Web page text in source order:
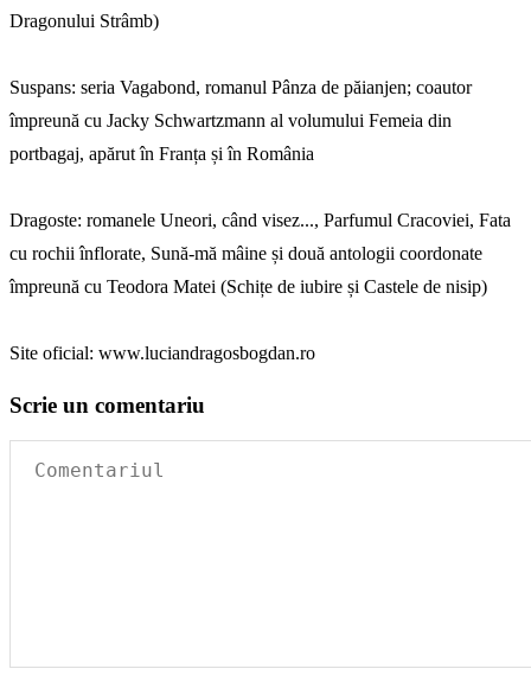
Dragonului Strâmb)
Suspans: seria Vagabond, romanul Pânza de păianjen; coautor
împreună cu Jacky Schwartzmann al volumului Femeia din
portbagaj, apărut în Franța și în România
Dragoste: romanele Uneori, când visez..., Parfumul Cracoviei, Fata
cu rochii înflorate, Sună-mă mâine și două antologii coordonate
împreună cu Teodora Matei (Schițe de iubire și Castele de nisip)
Site oficial: www.luciandragosbogdan.ro
Scrie un comentariu